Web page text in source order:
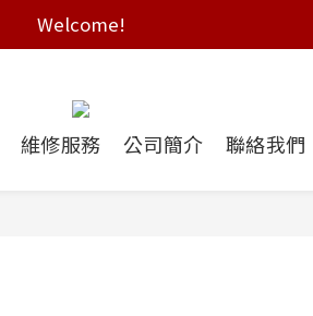
on HK orders over $2000
Welcome!
維修服務 公司簡介 聯絡我們